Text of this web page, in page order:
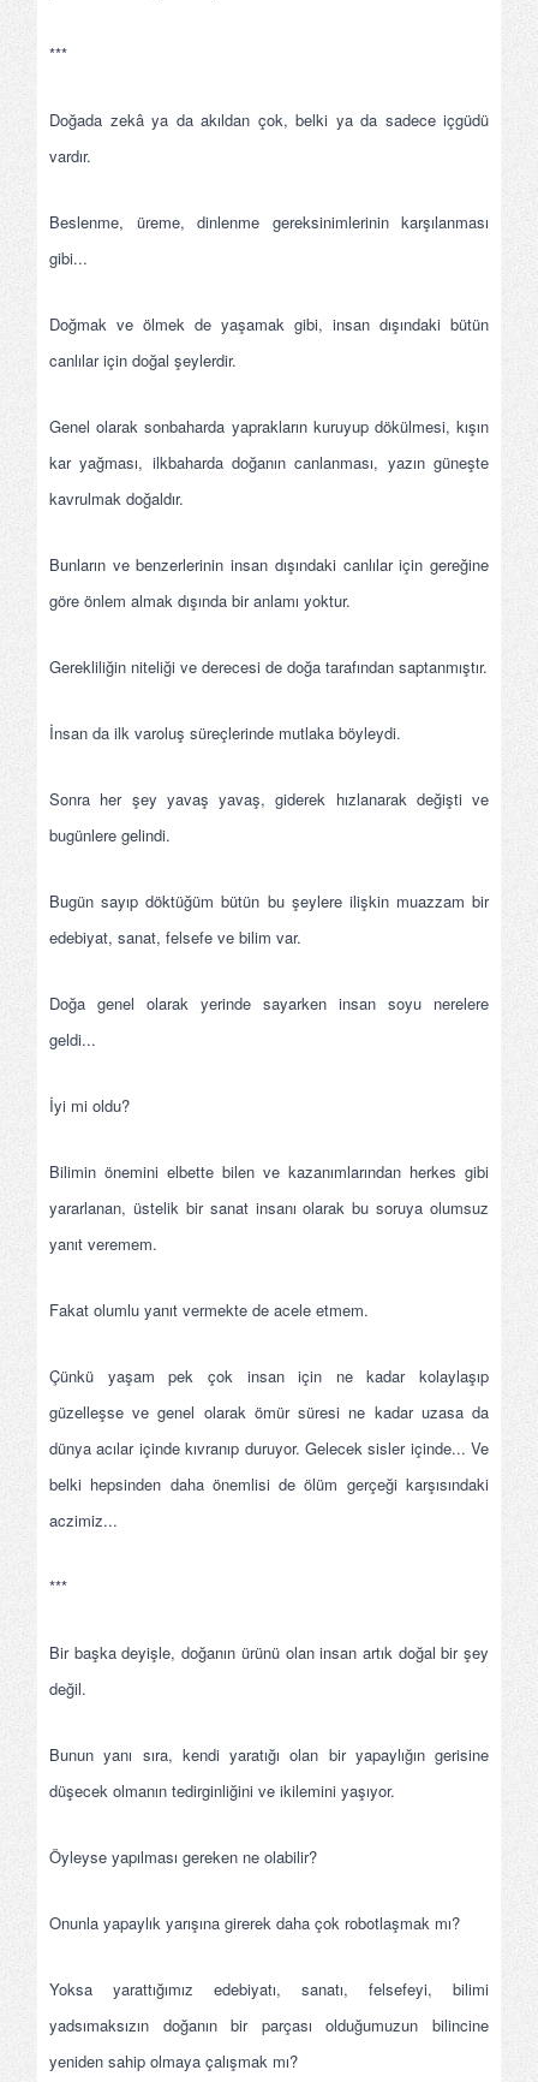
***
Doğada zekâ ya da akıldan çok, belki ya da sadece içgüdü
vardır.
Beslenme, üreme, dinlenme gereksinimlerinin karşılanması
gibi...
Doğmak ve ölmek de yaşamak gibi, insan dışındaki bütün
canlılar için doğal şeylerdir.
Genel olarak sonbaharda yaprakların kuruyup dökülmesi, kışın
kar yağması, ilkbaharda doğanın canlanması, yazın güneşte
kavrulmak doğaldır.
Bunların ve benzerlerinin insan dışındaki canlılar için gereğine
göre önlem almak dışında bir anlamı yoktur.
Gerekliliğin niteliği ve derecesi de doğa tarafından saptanmıştır.
İnsan da ilk varoluş süreçlerinde mutlaka böyleydi.
Sonra her şey yavaş yavaş, giderek hızlanarak değişti ve
bugünlere gelindi.
Bugün sayıp döktüğüm bütün bu şeylere ilişkin muazzam bir
edebiyat, sanat, felsefe ve bilim var.
Doğa genel olarak yerinde sayarken insan soyu nerelere
geldi...
İyi mi oldu?
Bilimin önemini elbette bilen ve kazanımlarından herkes gibi
yararlanan, üstelik bir sanat insanı olarak bu soruya olumsuz
yanıt veremem.
Fakat olumlu yanıt vermekte de acele etmem.
Çünkü yaşam pek çok insan için ne kadar kolaylaşıp
güzelleşse ve genel olarak ömür süresi ne kadar uzasa da
dünya acılar içinde kıvranıp duruyor. Gelecek sisler içinde... Ve
belki hepsinden daha önemlisi de ölüm gerçeği karşısındaki
aczimiz...
***
Bir başka deyişle, doğanın ürünü olan insan artık doğal bir şey
değil.
Bunun yanı sıra, kendi yaratığı olan bir yapaylığın gerisine
düşecek olmanın tedirginliğini ve ikilemini yaşıyor.
Öyleyse yapılması gereken ne olabilir?
Onunla yapaylık yarışına girerek daha çok robotlaşmak mı?
Yoksa yarattığımız edebiyatı, sanatı, felsefeyi, bilimi
yadsımaksızın doğanın bir parçası olduğumuzun bilincine
yeniden sahip olmaya çalışmak mı?